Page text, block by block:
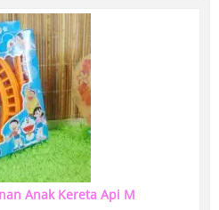
Anak Kereta Api M